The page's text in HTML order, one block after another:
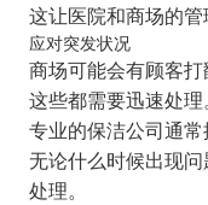
这让医院和商场的管
应对突发状况
商场可能会有顾客打
这些都需要迅速处理。
专业的保洁公司通常
无论什么时候出现
处理。